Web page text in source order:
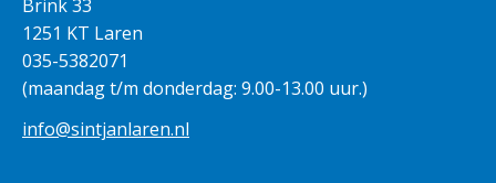
Brink 33
1251 KT Laren
035-5382071
(maandag t/m donderdag: 9.00-13.00 uur.)
info@sintjanlaren.nl